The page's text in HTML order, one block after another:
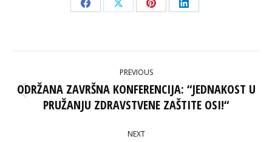
Share
Facebook
Share
X
Share
Pinterest
Share
LinkedIn
NAVIGATION
PREVIOUS
Previous
post:
ODRŽANA ZAVRŠNA KONFERENCIJA: “JEDNAKOST U
PRUŽANJU ZDRAVSTVENE ZAŠTITE OSI!“
NEXT